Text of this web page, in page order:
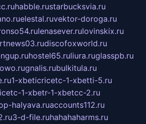
habble.rustarbucksvia.ru
elestal.ruvektor-doroga.ru
lenasever.rulovinskix.ru
discofoxworld.ru
hostel65.ruliura.ruglasspb.ru
gnalis.rubulkitula.ru
1-xbeticricetc-1-xbetti-5.ru
1-xbetr-1-xbetcc-2.ru
halyava.ruaccounts112.ru
3-d-file.ruhahahaharms.ru